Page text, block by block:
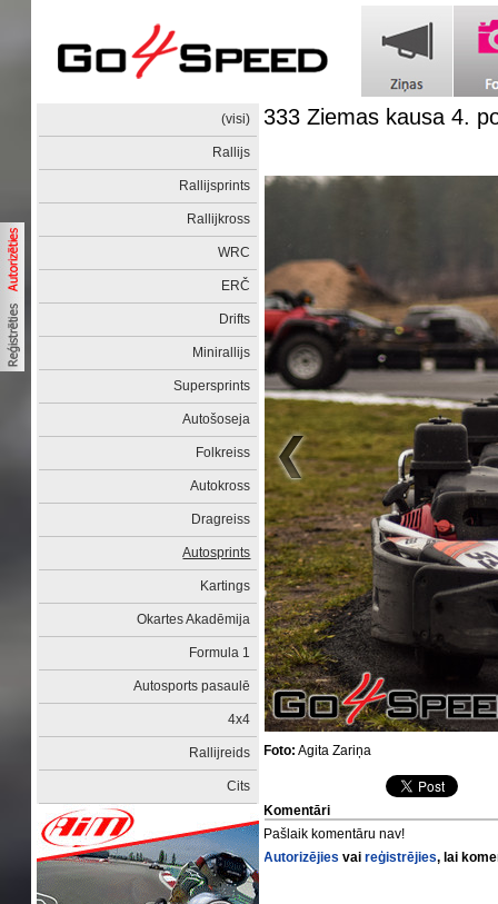
(visi)
Rallijs
Rallijsprints
Rallijkross
WRC
ERČ
Drifts
Minirallijs
Supersprints
Autošoseja
Folkreiss
Autokross
Dragreiss
Autosprints
Kartings
Okartes Akadēmija
Formula 1
Autosports pasaulē
4x4
Rallijreids
Cits
333 Ziemas kausa 4.
Foto: Agita Zariņa
Komentāri
Pašlaik komentāru nav!
Autorizējies vaireģistrējies, lai